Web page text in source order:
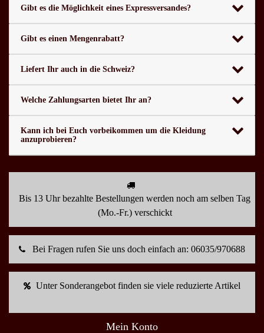
Gibt es die Möglichkeit eines Expressversandes?
Gibt es einen Mengenrabatt?
Liefert Ihr auch in die Schweiz?
Welche Zahlungsarten bietet Ihr an?
Kann ich bei Euch vorbeikommen um die Kleidung
anzuprobieren?
Bis 13 Uhr bezahlte Bestellungen werden noch am selben Tag
(Mo.-Fr.) verschickt
Bei Fragen rufen Sie uns doch einfach an: 06035/970688
Unter Sonderangebot finden sie viele reduzierte Artikel
Mein Konto